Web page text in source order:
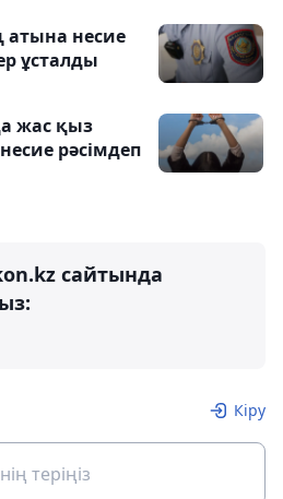
атына несие
ұсталды
жас қыз
рәсімдеп
сайтында
Кіру